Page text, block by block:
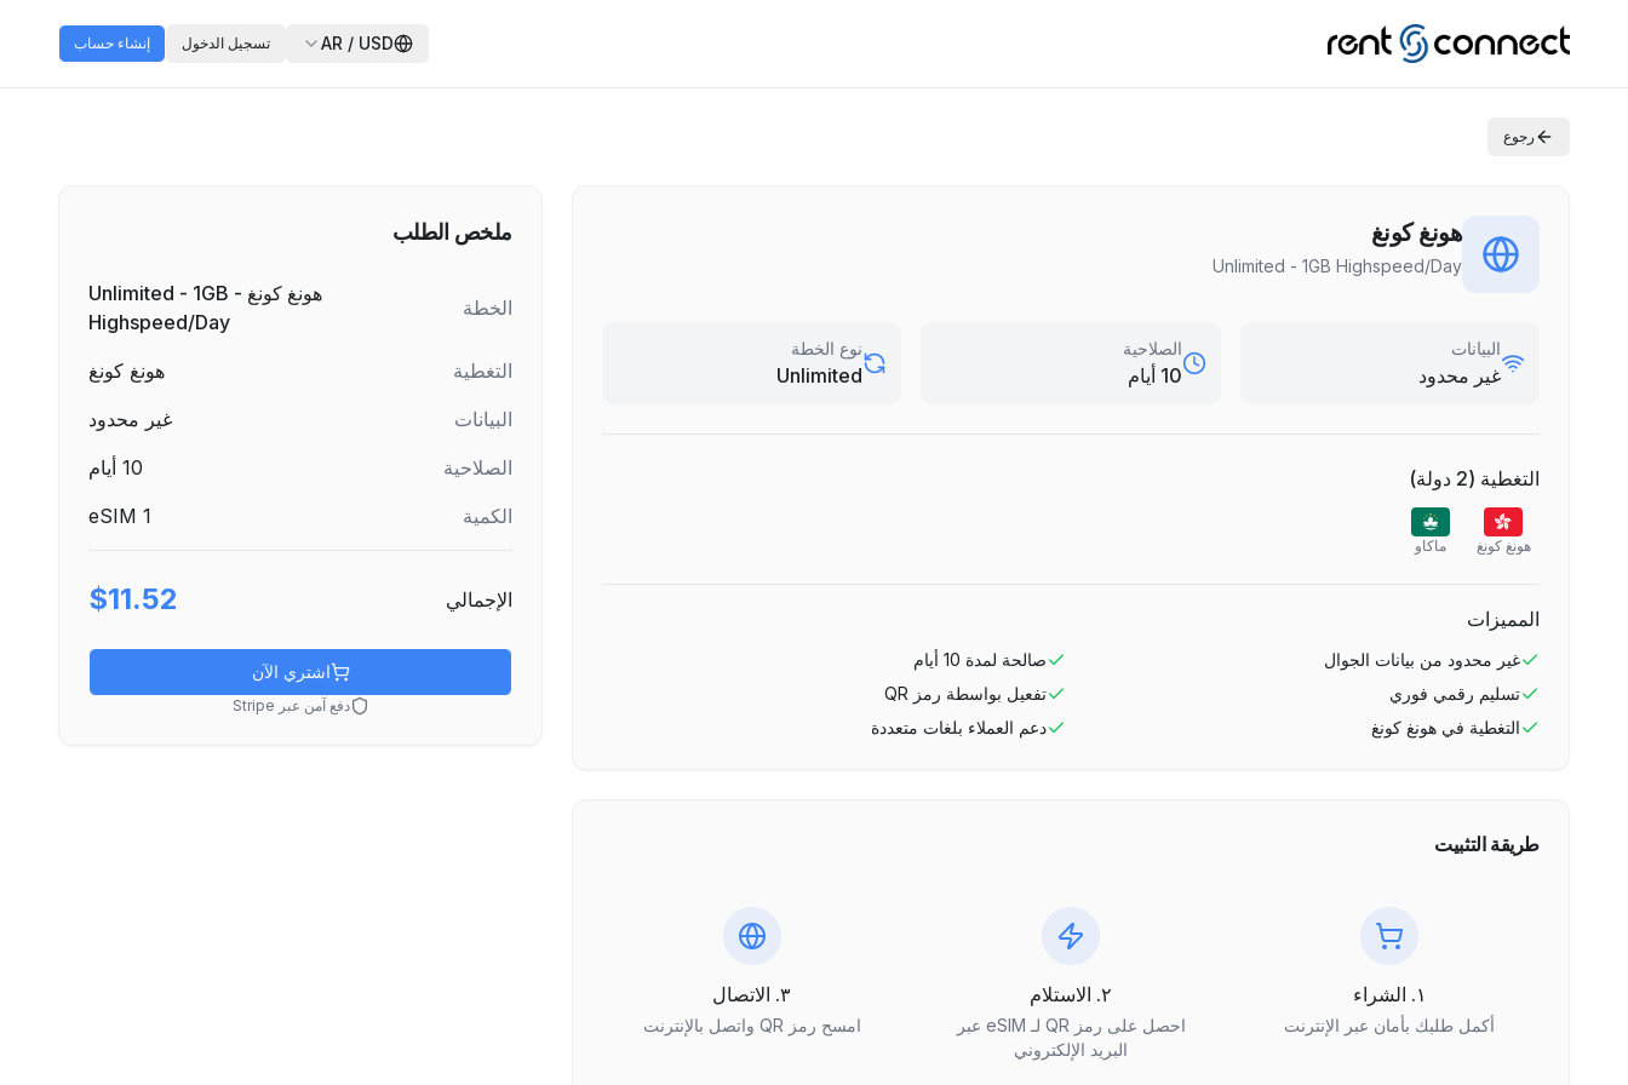
AR / USD تسجيل الدخول إنشاء حساب
رجوع
هونغ كونغ
Unlimited - 1GB Highspeed/Day
البيانات
غير محدود
الصلاحية
10 أيام
نوع الخطة
Unlimited
التغطية (
2 دولة)
هونغ كونغ ماكاو
المميزات
غير محدود من بيانات الجوال صالحة لمدة 10 أيام
تسليم رقمي فوري
تفعيل بواسطة رمز QR
التغطية في هونغ كونغ دعم العملاء بلغات متعددة
طريقة التثبيت
١. الشراء
أكمل طلبك بأمان عبر الإنترنت
٢. الاستلام
احصل على رمز QR لـ eSIM عبر
البريد الإلكتروني
٣. الاتصال
امسح رمز QR واتصل بالإنترنت
ملخص الطلب
الخطة
هونغ كونغ - Unlimited - 1GB
Highspeed/Day
التغطية
هونغ كونغ
البيانات
غير محدود
الصلاحية
10 أيام
الكمية
1
الإجمالي $11.52
اشتري الآن
دفع آمن عبر Stripe